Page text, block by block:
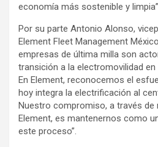
economía más sostenible y
Por su parte Antonio Alonso,
Element Fleet Management
empresas de última milla son
transición a la electromovilidad
En Element, reconocemos el
hoy integra la electrificación al
Nuestro compromiso, a través
Element, es mantenernos como
este proceso”.